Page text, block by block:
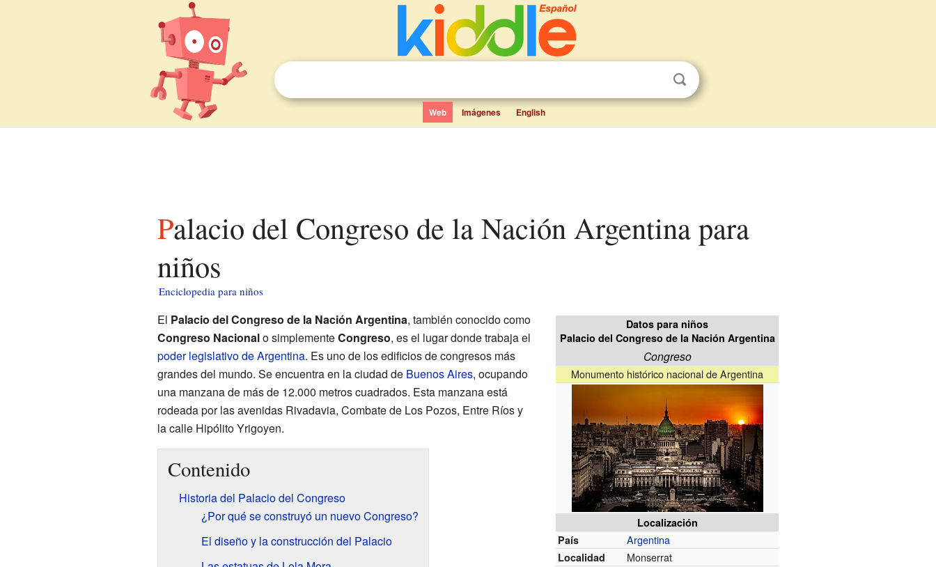
Web Imágenes English
Palacio del Congreso de la Nación Argentina para
niños
Enciclopedia para niños
Datos para niños
Palacio del Congreso de la Nación Argentina
Congreso
Monumento histórico nacional de Argentina
Localización
País
Argentina
Localidad Monserrat
El Palacio del Congreso de la Nación Argentina, también conocido como
Congreso Nacionalo simplementeCongreso, es el lugar donde trabaja el
poder legislativo de Argentina. Es uno de los edificios de congresos más
grandes del mundo. Se encuentra en la ciudad de Buenos Aires, ocupando
una manzana de más de 12.000 metros cuadrados. Esta manzana está
rodeada por las avenidas Rivadavia, Combate de Los Pozos, Entre Ríos y
la calle Hipólito Yrigoyen.
Contenido
Historia del Palacio del Congreso
¿Por qué se construyó un nuevo Congreso?
El diseño y la construcción del Palacio